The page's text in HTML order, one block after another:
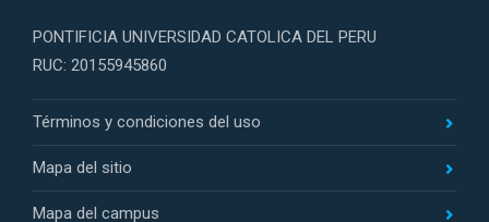
PONTIFICIA UNIVERSIDAD CATOLICA DEL PERU
RUC: 20155945860
Términos y condiciones del uso
Mapa del sitio
Mapa del campus